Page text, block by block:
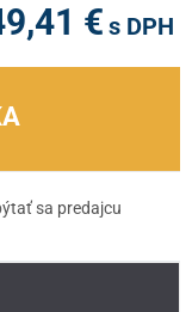
€ s DPH
sa predajcu